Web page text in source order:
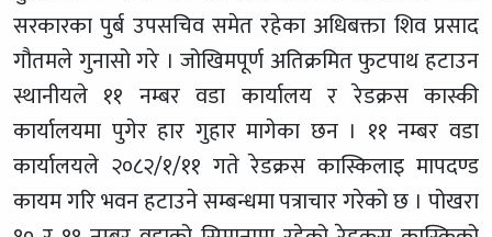
सरकारका पुर्ब उपसचिव समेत रहेका अधिबक्ता शिव प्रसाद
गौतमले गुनासो गरे । जोखिमपूर्ण अतिक्रमित फुटपाथ हटाउन
स्थानीयले ११ नम्बर वडा कार्यालय र रेडक्रस कास्की
कार्यालयमा पुगेर हार गुहार मागेका छन । ११ नम्बर वडा
कार्यालयले २०८२/१/११ गते रेडक्रस कास्किलाइ मापदण्ड
कायम गरि भवन हटाउने सम्बन्धमा पत्राचार गरेको छ । पोखरा